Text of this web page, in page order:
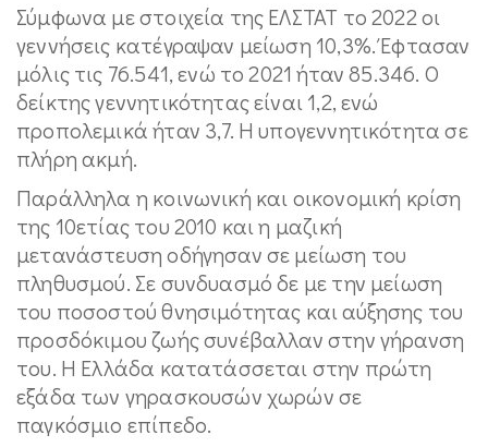
Σύμφωνα με στοιχεία της ΕΛΣΤΑΤ το 2022 οι
γεννήσεις κατέγραψαν μείωση 10,3%. Έφτασαν
μόλις τις 76.541, ενώ το 2021 ήταν 85.346. Ο
δείκτης γεννητικότητας είναι 1,2, ενώ
προπολεμικά ήταν 3,7. Η υπογεννητικότητα σε
πλήρη ακμή.
Παράλληλα η κοινωνική και οικονομική κρίση
της 10ετίας του 2010 και η μαζική
μετανάστευση οδήγησαν σε μείωση του
πληθυσμού. Σε συνδυασμό δε με την μείωση
του ποσοστού θνησιμότητας και αύξησης του
προσδόκιμου ζωής συνέβαλλαν στην γήρανση
του. Η Ελλάδα κατατάσσεται στην πρώτη
εξάδα των γηρασκουσών χωρών σε
παγκόσμιο επίπεδο.